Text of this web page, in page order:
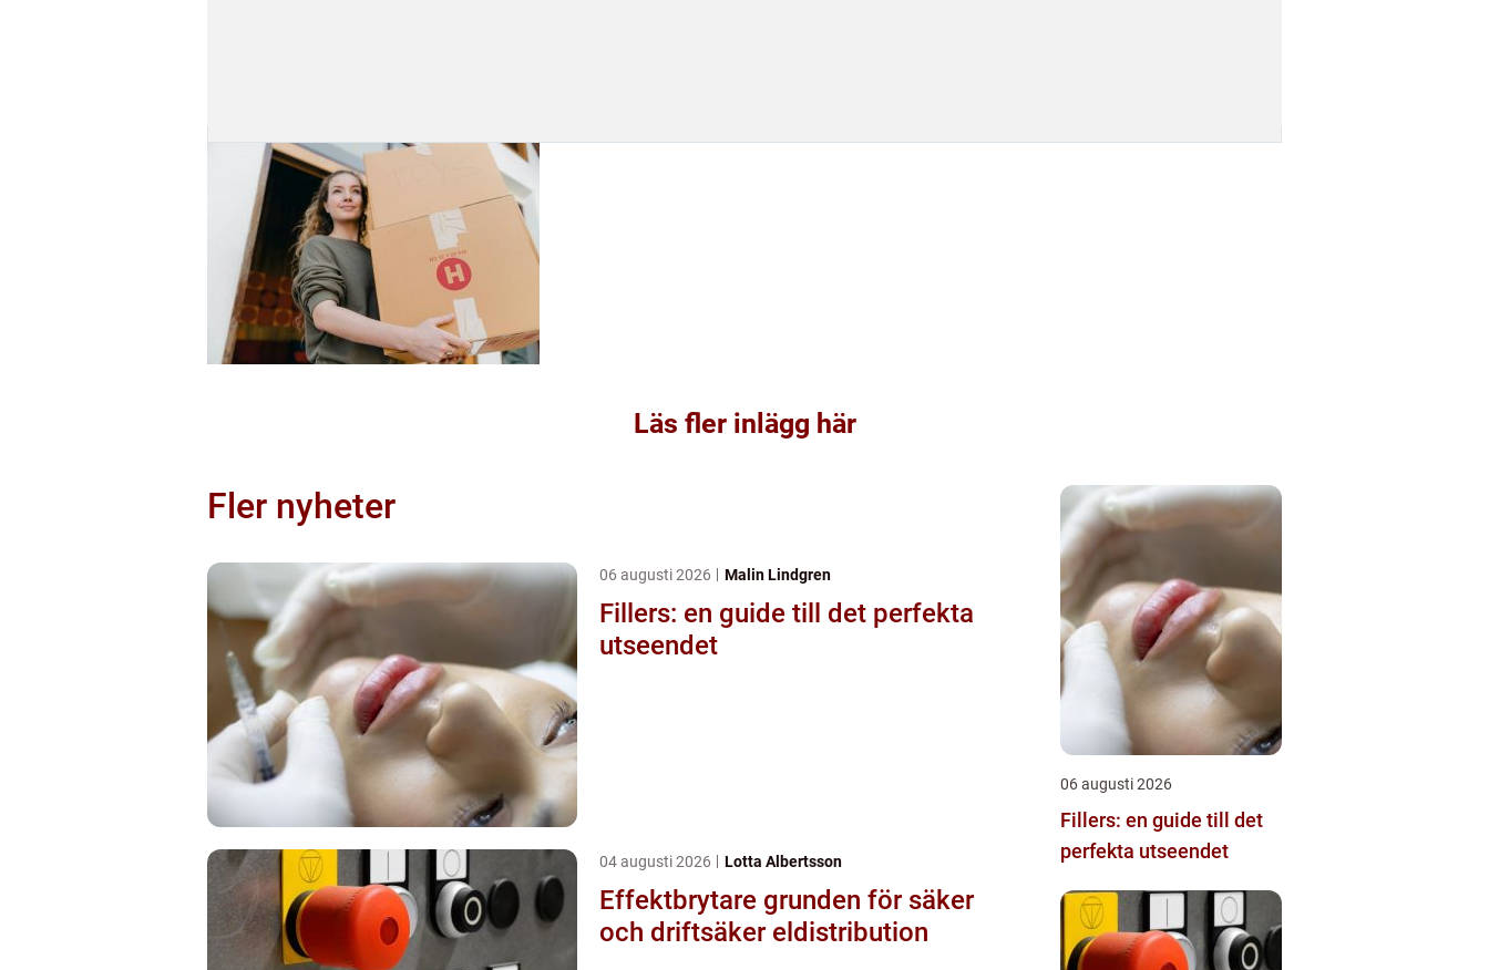
Läs fler inlägg här
Fler nyheter
06 augusti 2026 Malin Lindgren
Fillers: en guide till det perfekta
utseendet
04 augusti 2026 Lotta Albertsson
Effektbrytare grunden för säker
och driftsäker eldistribution
06 augusti 2026
Fillers: en guide till det
perfekta utseendet